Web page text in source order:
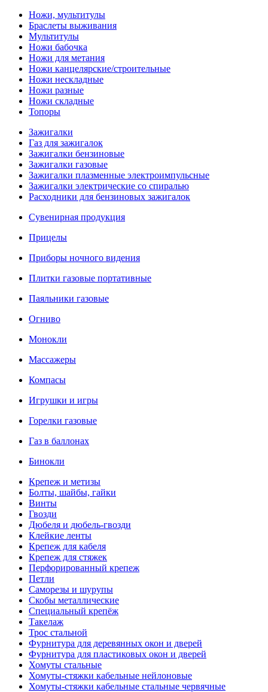
Ножи, мультитулы
Браслеты выживания
Мультитулы
Ножи бабочка
Ножи для метания
Ножи канцелярские/строительные
Ножи нескладные
Ножи разные
Ножи складные
Топоры
Зажигалки
Газ для зажигалок
Зажигалки бензиновые
Зажигалки газовые
Зажигалки плазменные электроимпульсные
Зажигалки электрические со спиралью
Расходники для бензиновых зажигалок
Сувенирная продукция
Прицелы
Приборы ночного видения
Плитки газовые портативные
Паяльники газовые
Огниво
Монокли
Массажеры
Компасы
Игрушки и игры
Горелки газовые
Газ в баллонах
Бинокли
Крепеж и метизы
Болты, шайбы, гайки
Винты
Гвозди
Дюбеля и дюбель-гвозди
Клейкие ленты
Крепеж для кабеля
Крепеж для стяжек
Перфорированный крепеж
Петли
Саморезы и шурупы
Скобы металлические
Специальный крепёж
Такелаж
Трос стальной
Фурнитура для деревянных окон и дверей
Фурнитура для пластиковых окон и дверей
Хомуты стальные
Хомуты-стяжки кабельные нейлоновые
Хомуты-стяжки кабельные стальные червячные